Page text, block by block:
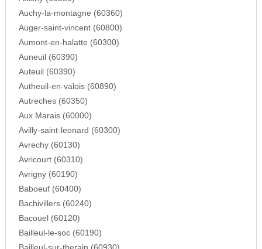
Auchy-la-montagne (60360)
Auger-saint-vincent (60800)
Aumont-en-halatte (60300)
Auneuil (60390)
Auteuil (60390)
Autheuil-en-valois (60890)
Autreches (60350)
Aux Marais (60000)
Avilly-saint-leonard (60300)
Avrechy (60130)
Avricourt (60310)
Avrigny (60190)
Baboeuf (60400)
Bachivillers (60240)
Bacouel (60120)
Bailleul-le-soc (60190)